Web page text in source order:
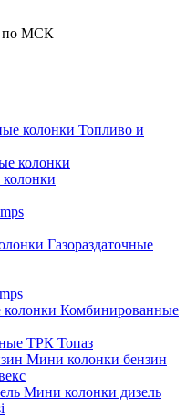
по МСК
Топливо и
Газораздаточные
Комбинированные
ТРК Топаз
Мини колонки бензин
Мини колонки дизель